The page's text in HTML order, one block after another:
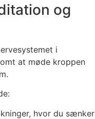
og
i
at møde kroppen
hvor du sænker